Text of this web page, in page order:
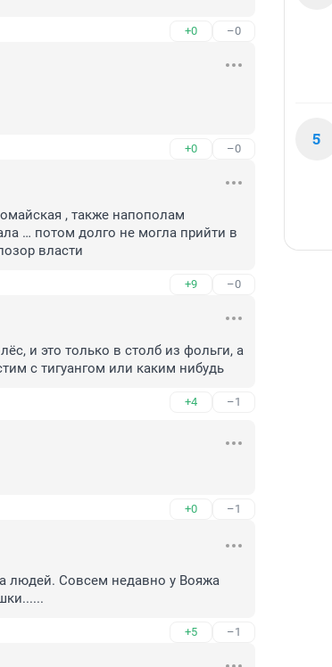
+0 –0
+0 –0
, также напополам
… потом долго не могла прийти в
власти
+9 –0
и это только в столб из фольги, а
с тигуангом или каким нибудь
+4 –1
+0 –1
людей. Совсем недавно у Вояжа
+5 –1
5